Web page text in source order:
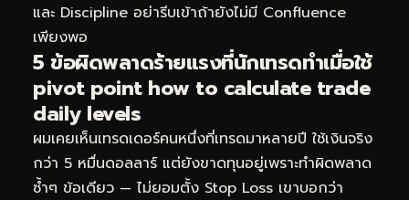
และ Discipline อย่ารีบเข้าถ้ายังไม่มี Confluence
เพียงพอ
5 ข้อผิดพลาดร้ายแรงที่นักเทรดทำเมื่อใช้
pivot point how to calculate trade
daily levels
ผมเคยเห็นเทรดเดอร์คนหนึ่งที่เทรดมาหลายปี ใช้เงินจริง
กว่า 5 หมื่นดอลลาร์ แต่ยังขาดทุนอยู่เพราะทำผิดพลาด
ซ้ำๆ ข้อเดียว — ไม่ยอมตั้ง Stop Loss เขาบอกว่า